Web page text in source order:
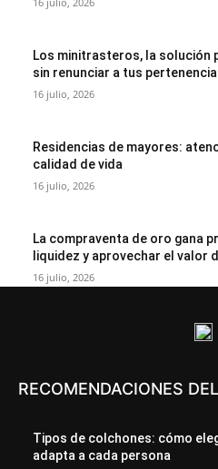
Los minitrasteros, la solución
sin renunciar a tus
16 julio, 2026
Residencias de mayores:
calidad de vida
16 julio, 2026
La compraventa de oro gana
liquidez y aprovechar el valor
16 julio, 2026
RECOMENDACIONES
Tipos de colchones: cómo
adapta a cada persona